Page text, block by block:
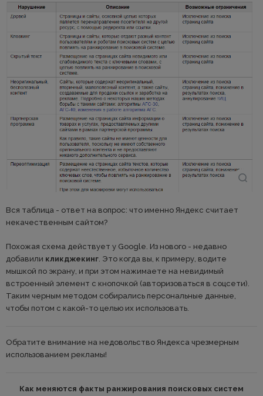
Вся таблица - ответ на вопрос: что именно Яндекс считает
некачественным сайтом?
Похожая схема действует у Google. Из нового - недавно
добавили кликджекинг. Это когда вы, к примеру, водите
мышкой по экрану, и при этом нажимаете на невидимый
встроенный элемент с кнопочкой (авторизоваться в соцсети).
Таким черным методом собирались персональные данные,
чтобы потом с какой-то целью их использовать.
Обратите внимание на недовольство Яндекса чрезмерным
использованием рекламы!
Как меняются факты ранжирования поисковых систем